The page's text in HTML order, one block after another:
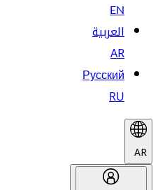
EN
العربية
AR
Русский
RU
AR